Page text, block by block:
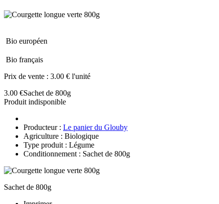
Bio européen
Bio français
Prix de vente : 3.00 € l'unité
3.00 €Sachet de 800g
Produit indisponible
Producteur : Le panier du Glouby
Agriculture : Biologique
Type produit : Légume
Conditionnement : Sachet de 800g
Sachet de 800g